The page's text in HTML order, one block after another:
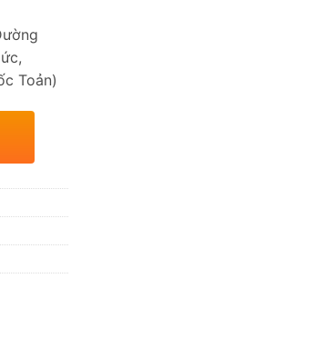
Toản)